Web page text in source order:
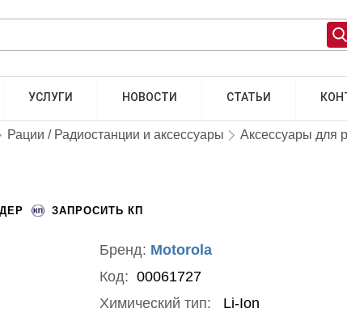
УСЛУГИ НОВОСТИ СТАТЬИ
Рации / Радиостанции и аксессуары Аксессуары для
ЗАПРОСИТЬ КП
Бренд: Motorola
Код: 00061727
Химический тип:
Li-Ion